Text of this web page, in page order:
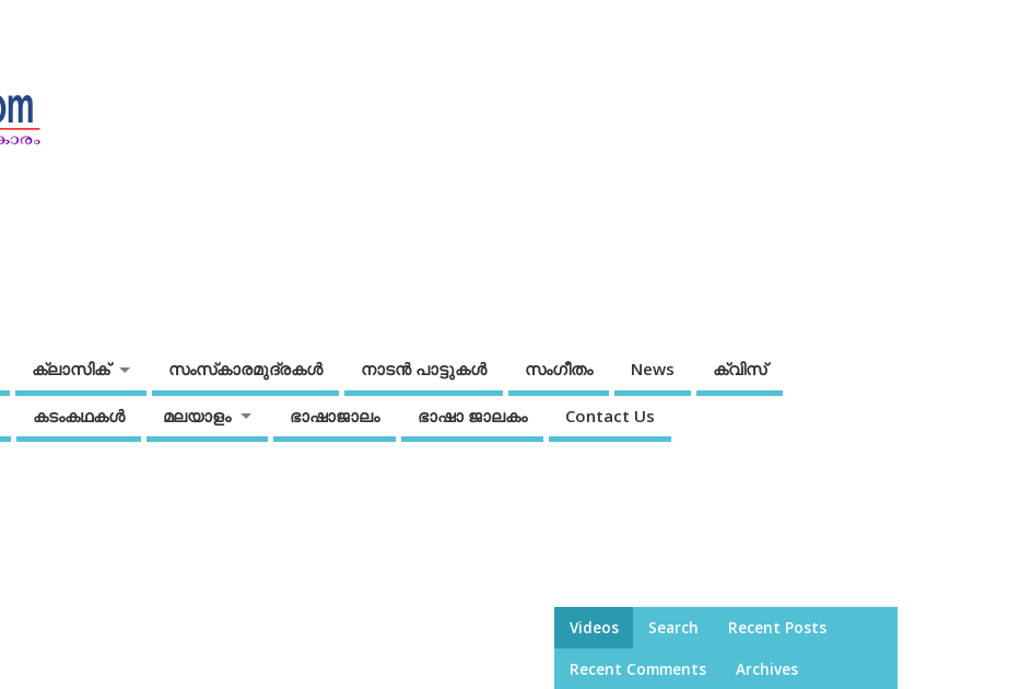
ക്ലാസിക് സംസ്‌കാരമുദ്രകള്‍ നാടന്‍ പാട്ടുകള്‍ സംഗീതം News ക്വിസ്
കടംകഥകള്‍ മലയാളം ഭാഷാജാലം ഭാഷാ ജാലകം Contact Us
Videos Search Recent Posts
Recent Comments Archives